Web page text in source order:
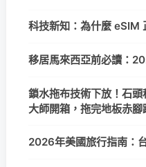
科技新知：為什麼 eSIM
移居馬來西亞前必讀：
鎖水拖布技術下放！石
大師開箱，拖完地板赤腳
2026年美國旅行指南：